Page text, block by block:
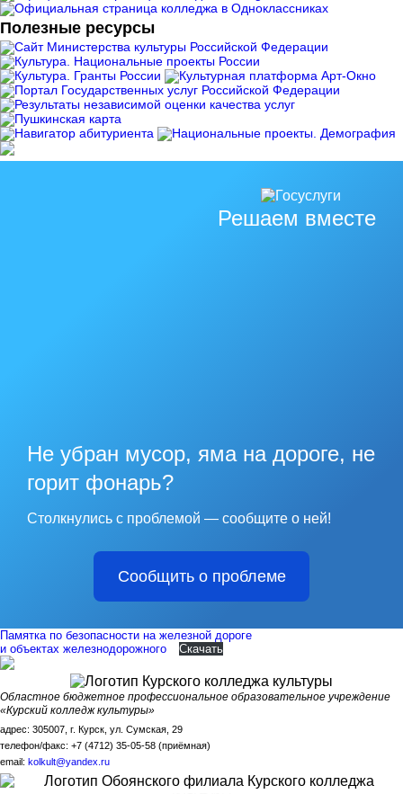
Полезные ресурсы
Решаем вместе
Не убран мусор, яма на дороге, не
горит фонарь?
Столкнулись с проблемой — сообщите о ней!
Сообщить о проблеме
Памятка по безопасности на железной дороге
и объектах железнодорожного
Скачать
Областное бюджетное профессиональное образовательное учреждение
«Курский колледж культуры»
адрес: 305007, г. Курск, ул. Сумская, 29
телефон/факс: +7 (4712) 35-05-58 (приёмная)
email: kolkult@yandex.ru